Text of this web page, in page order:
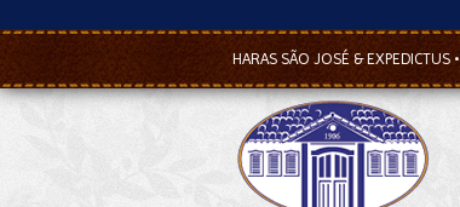
HARAS SÃO JOSÉ & EXPEDICTUS •